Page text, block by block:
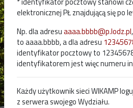
elektronicznej PŁ znajdującą się po
Np. dla adresuaaaa.bbbb@p.lodz.pl
to aaaa.bbbb, a dla adresu
identyfikator pocztowy to
identyfikatorem jest więc numeru
Każdy użytkownik sieci WIKAMP
z serwera swojego Wydziału.